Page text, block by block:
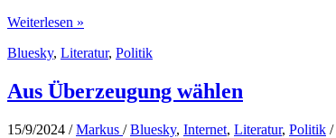
Im
zu
Weiterlesen »
Bluesky, Literatur, Politik
Aus Überzeugung wählen
15/9/2024 /Markus /Bluesky, Internet, Literatur, Politik /